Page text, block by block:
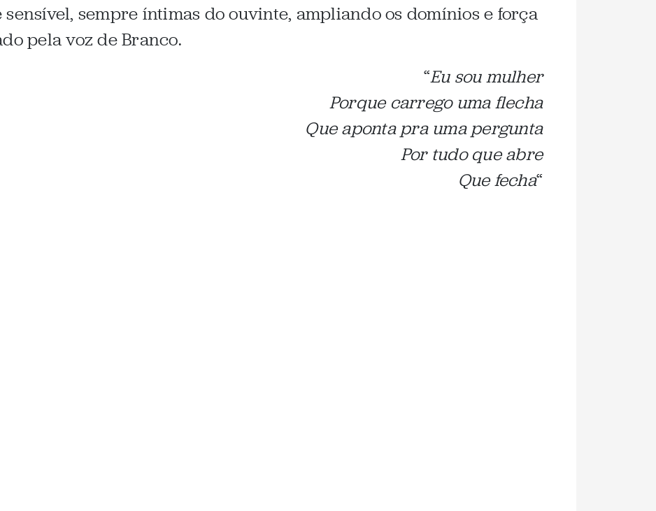
sempre íntimas do ouvinte, ampliando os domínios e força
pela voz de Branco.
“Eu sou mulher
Porque carrego uma flecha
Que aponta pra uma pergunta
Por tudo que abre
Que fecha“